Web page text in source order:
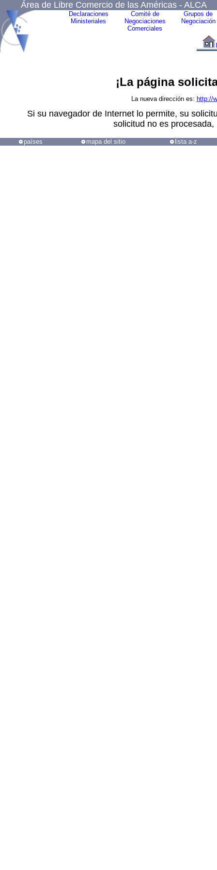
Área de Libre Comercio de las Américas - ALCA
Declaraciones
Ministeriales
Comité de
Negociaciones
Comerciales
Grupos de
Negociación
¡La página
La nueva dirección es: http://
Si su navegador de Internet lo permite, su
solicitud no es
países mapa del sitio lista a-z